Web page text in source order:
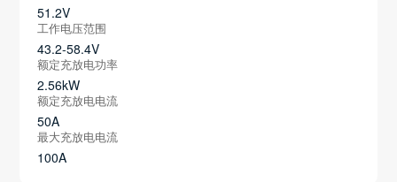
51.2V
工作电压范围
43.2-58.4V
额定充放电功率
2.56kW
额定充放电电流
50A
最大充放电电流
100A